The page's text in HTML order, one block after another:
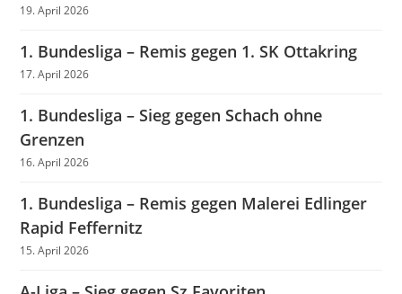
19. April 2026
1. Bundesliga – Remis gegen 1. SK Ottakring
17. April 2026
1. Bundesliga – Sieg gegen Schach ohne
Grenzen
16. April 2026
1. Bundesliga – Remis gegen Malerei Edlinger
Rapid Feffernitz
15. April 2026